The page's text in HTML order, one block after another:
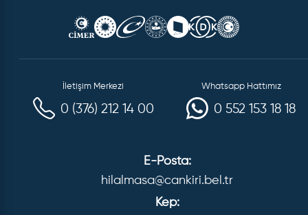
İletişim Merkezi
0 (376) 212 14 00
Whatsapp Hattımız
0 552 153 18 18
E-Posta:
hilalmasa@cankiri.bel.tr
Kep: